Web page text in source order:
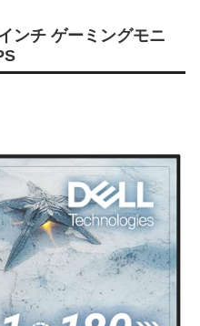
ンチ ゲーミングモニ